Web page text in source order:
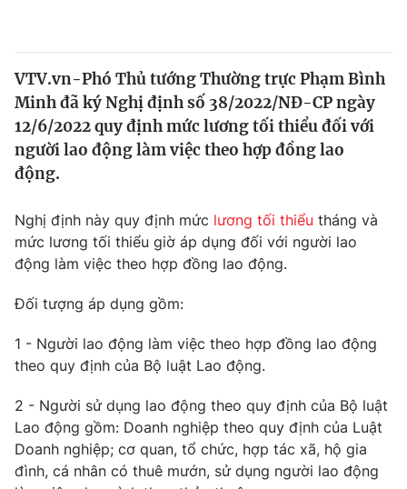
Thế giới
Tin tức
Thế giới đó đây
Kinh tế
Tài chính
Thị trường
Góc doanh nghiệp
Truyền hình
Hậu trường
Nhân vật
Giải sao mai
Giải trí
Điện ảnh
Âm nhạc
Sao
Đời sống
Làm đẹp
Chất lượng cuộc sống
Giáo dục
Tuyển sinh
Học trực tuyến
Công nghệ
VTV.vn-Phó Thủ tướng Thường trực Phạm Bình
Minh đã ký Nghị định số 38/2022/NĐ-CP ngày
12/6/2022 quy định mức lương tối thiểu đối với
người lao động làm việc theo hợp đồng lao
động.
Nghị định này quy định mức lương tối thiểu tháng và
mức lương tối thiểu giờ áp dụng đối với người lao
động làm việc theo hợp đồng lao động.
Đối tượng áp dụng gồm:
1 - Người lao động làm việc theo hợp đồng lao động
theo quy định của Bộ luật Lao động.
2 - Người sử dụng lao động theo quy định của Bộ luật
Lao động gồm: Doanh nghiệp theo quy định của Luật
Doanh nghiệp; cơ quan, tổ chức, hợp tác xã, hộ gia
đình, cá nhân có thuê mướn, sử dụng người lao động